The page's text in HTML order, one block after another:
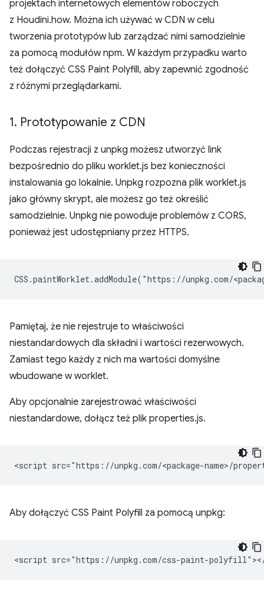
projektach internetowych elementów roboczych
z Houdini.how. Można ich używać w CDN w celu
tworzenia prototypów lub zarządzać nimi samodzielnie
za pomocą modułów npm. W każdym przypadku warto
też dołączyć CSS Paint Polyfill, aby zapewnić zgodność
z różnymi przeglądarkami.
1. Prototypowanie z CDN
Podczas rejestracji z unpkg możesz utworzyć link
bezpośrednio do pliku worklet.js bez konieczności
instalowania go lokalnie. Unpkg rozpozna plik worklet.js
jako główny skrypt, ale możesz go też określić
samodzielnie. Unpkg nie powoduje problemów z CORS,
ponieważ jest udostępniany przez HTTPS.
Pamiętaj, że nie rejestruje to właściwości
niestandardowych dla składni i wartości rezerwowych.
Zamiast tego każdy z nich ma wartości domyślne
wbudowane w worklet.
Aby opcjonalnie zarejestrować właściwości
niestandardowe, dołącz też plik properties.js.
Aby dołączyć CSS Paint Polyfill za pomocą unpkg: